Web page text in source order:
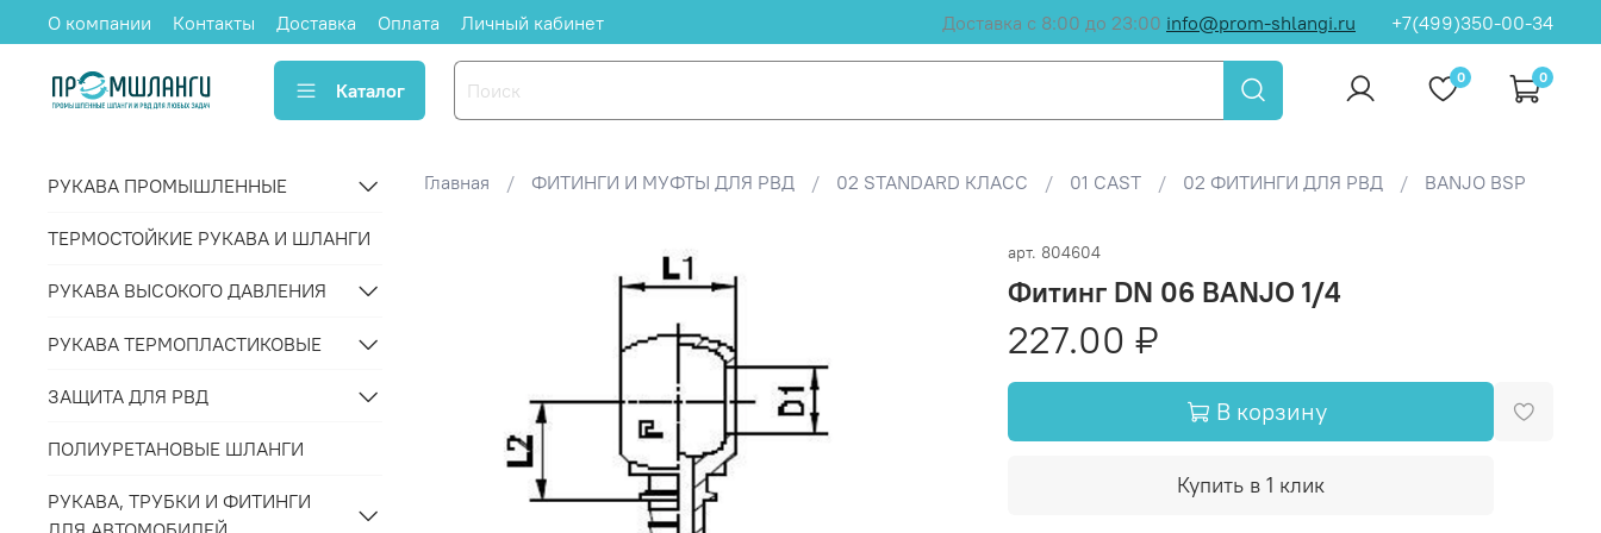
О компании Контакты Доставка Оплата Личный кабинет Доставка с 8:00 до 23:00 info@prom-shlangi.ru +7(499)350-00-34
Каталог
0 0
Главная ФИТИНГИ И МУФТЫ ДЛЯ РВД 02 STANDARD КЛАСС 01 CAST 02 ФИТИНГИ ДЛЯ РВД BANJO BSP
арт. 804604
Фитинг DN 06 BANJO 1/4
227.00 ₽
В корзину
Купить в 1 клик
РУКАВА ПРОМЫШЛЕННЫЕ
ТЕРМОСТОЙКИЕ РУКАВА И ШЛАНГИ
РУКАВА ВЫСОКОГО ДАВЛЕНИЯ
РУКАВА ТЕРМОПЛАСТИКОВЫЕ
ЗАЩИТА ДЛЯ РВД
ПОЛИУРЕТАНОВЫЕ ШЛАНГИ
РУКАВА, ТРУБКИ И ФИТИНГИ